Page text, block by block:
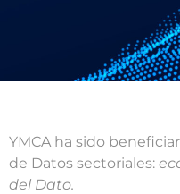
YMCA ha sido
de Datos sectoriales:
del Dato.